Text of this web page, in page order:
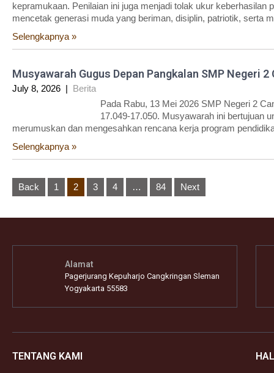
kepramukaan. Penilaian ini juga menjadi tolak ukur keberhasilan
mencetak generasi muda yang beriman, disiplin, patriotik, serta
Selengkapnya »
Musyawarah Gugus Depan Pangkalan SMP Negeri 2
July 8, 2026 | Berita
Pada Rabu, 13 Mei 2026 SMP Negeri 2
17.049-17.050. Musyawarah ini bertujuan
merumuskan dan mengesahkan rencana kerja program
Selengkapnya »
Posts
pagination
Back 1 2 3 4 … 84 Next
Alamat
Pagerjurang Kepuharjo Cangkringan Sleman
Yogyakarta 55583
TENTANG KAMI